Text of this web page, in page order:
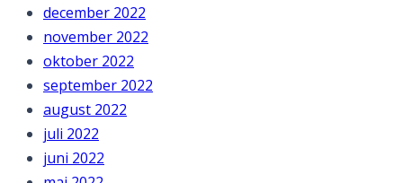
december 2022
november 2022
oktober 2022
september 2022
august 2022
juli 2022
juni 2022